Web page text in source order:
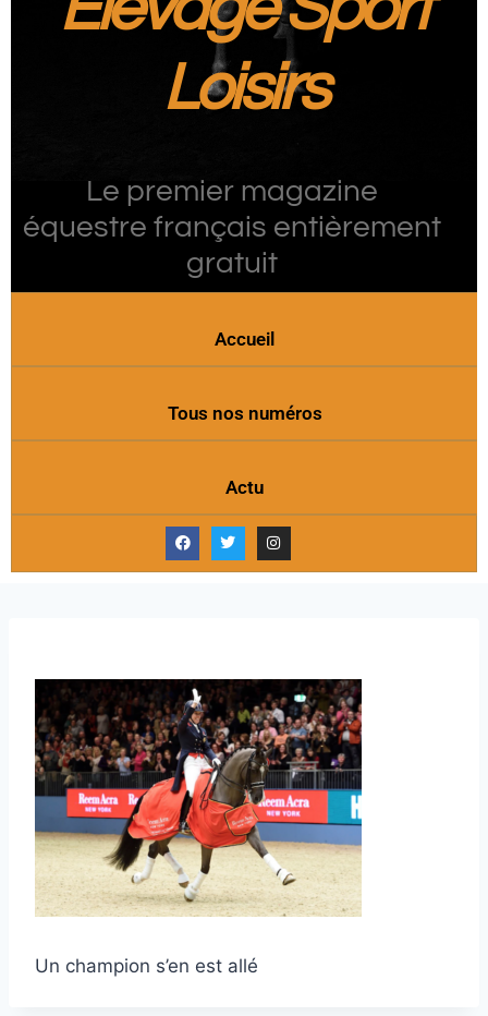
Loisirs
Le premier magazine
équestre français entièrement
gratuit
Accueil
Tous nos numéros
Actu
Un champion s’en est allé